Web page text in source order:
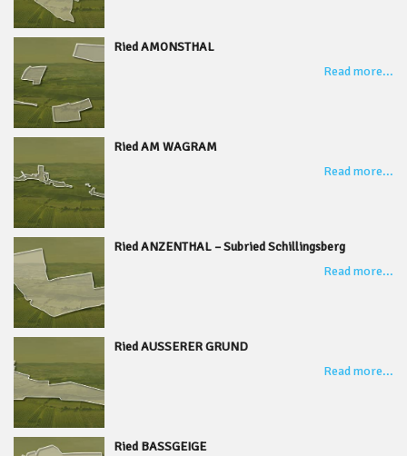
Ried AMONSTHAL
Read more...
Ried AM WAGRAM
Read more...
Ried ANZENTHAL – Subried Schillingsberg
Read more...
Ried AUSSERER GRUND
Read more...
Ried BASSGEIGE